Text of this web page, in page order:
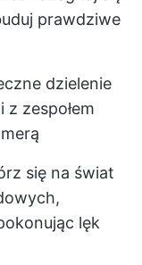
prawdziwe
dzielenie
zespołem
się na świat
lęk